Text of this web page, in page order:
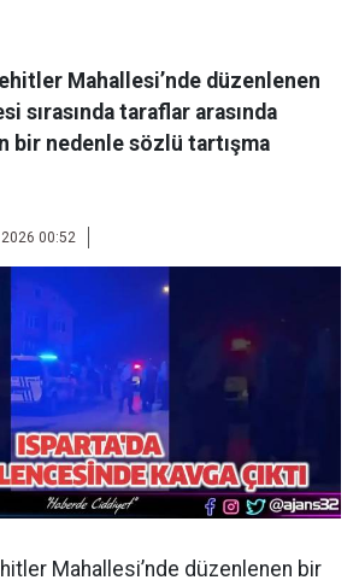
Mahallesi’nde düzenlenen
sırasında taraflar arasında
bir nedenle sözlü tartışma
00:52
Mahallesi’nde düzenlenen bir